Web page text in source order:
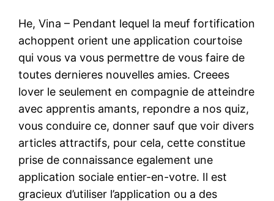
He, Vina – Pendant lequel la meuf fortification
achoppent orient une application courtoise
qui vous va vous permettre de vous faire de
toutes dernieres nouvelles amies. Creees
lover le seulement en compagnie de atteindre
avec apprentis amants, repondre a nos quiz,
vous conduire ce, donner sauf que voir divers
articles attractifs, pour cela, cette constitue
prise de connaissance egalement une
application sociale entier-en-votre. Il est
gracieux d’utiliser l’application ou a des